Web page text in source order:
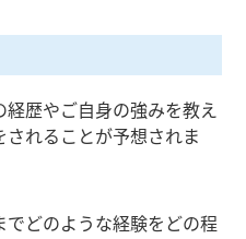
歴やご自身の強みを教え
れることが予想されま
どのような経験をどの程